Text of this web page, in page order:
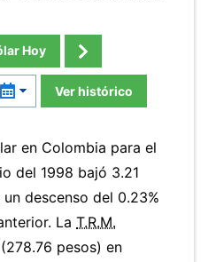
Hoy
Ver histórico
en Colombia para el
del 1998 bajó 3.21
descenso del 0.23%
La T.R.M.
pesos) en